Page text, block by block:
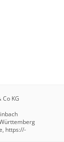
KG
https://-